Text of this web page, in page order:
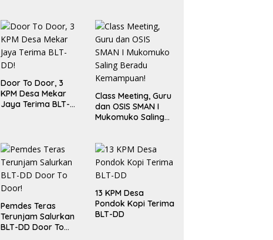
Door To Door, 3
KPM Desa Mekar
Jaya Terima BLT-
Class Meeting, Guru
dan OSIS SMAN I
Mukomuko Saling
Pemdes Teras
Terunjam Salurkan
BLT-DD Door To
13 KPM Desa
Pondok Kopi Terima
BLT-DD